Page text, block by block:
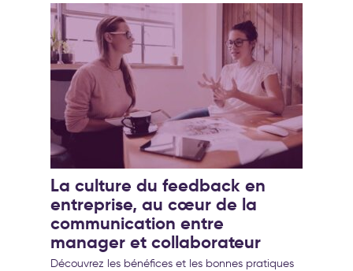
La culture du feedback en
entreprise, au cœur de la
communication entre
manager et collaborateur
Découvrez les bénéfices et les bonnes pratiques